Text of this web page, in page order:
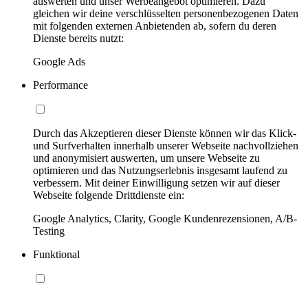
gleichen wir deine verschlüsselten personenbezogenen Daten
mit folgenden externen Anbietenden ab, sofern du deren
Dienste bereits nutzt:
Google Ads
Performance
Durch das Akzeptieren dieser Dienste können wir das Klick-
und Surfverhalten innerhalb unserer Webseite nachvollziehen
und anonymisiert auswerten, um unsere Webseite zu
optimieren und das Nutzungserlebnis insgesamt laufend zu
verbessern. Mit deiner Einwilligung setzen wir auf dieser
Webseite folgende Drittdienste ein:
Google Analytics, Clarity, Google Kundenrezensionen, A/B-
Testing
Funktional